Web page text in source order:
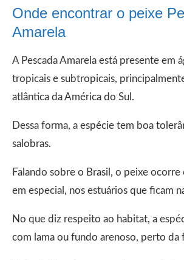
Onde encontrar o peixe
Amarela
A Pescada Amarela está presente em
tropicais e subtropicais,
atlântica da América do Sul.
Dessa forma, a espécie tem boa
salobras.
Falando sobre o Brasil, o peixe
em especial, nos estuários que ficam
No que diz respeito ao habitat, a
com lama ou fundo arenoso, perto da